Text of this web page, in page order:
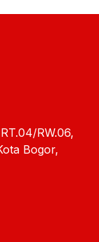
RW.06,
Bogor,